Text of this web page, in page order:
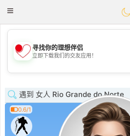
Toggle
💖
寻找你的理想伴侣
立即下载我们的交友应用！
遇到 女人 Rio Grande do Norte
0.6/1